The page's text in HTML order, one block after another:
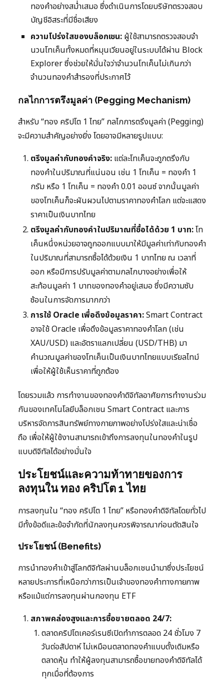
ทองคำอย่างสม่ำเสมอ ซึ่งดำเนินการโดยบริษัทตรวจสอบ
บัญชีอิสระที่มีชื่อเสียง
ความโปร่งใสของบล็อกเชน: ผู้ใช้สามารถตรวจสอบจำ
นวนโทเค็นทั้งหมดที่หมุนเวียนอยู่ในระบบได้ผ่าน Block
Explorer ซึ่งช่วยให้มั่นใจว่าจำนวนโทเค็นไม่เกินกว่า
จำนวนทองคำสำรองที่ประกาศไว้
กลไกการตรึงมูลค่า (Pegging Mechanism)
สำหรับ “ทอง คริปโต 1 ไทย” กลไกการตรึงมูลค่า (Pegging)
จะมีความสำคัญอย่างยิ่ง โดยอาจมีหลายรูปแบบ:
ตรึงมูลค่ากับทองคำจริง: แต่ละโทเค็นจะถูกตรึงกับ
ทองคำในปริมาณที่แน่นอน เช่น 1 โทเค็น = ทองคำ 1
กรัม หรือ 1 โทเค็น = ทองคำ 0.01 ออนซ์ จากนั้นมูลค่า
ของโทเค็นก็จะผันผวนไปตามราคาทองคำโลก แต่จะแสดง
ราคาเป็นเงินบาทไทย
ตรึงมูลค่ากับทองคำในปริมาณที่ซื้อได้ด้วย 1 บาท:โท
เค็นหนึ่งหน่วยอาจถูกออกแบบมาให้มีมูลค่าเท่ากับทองคำ
ในปริมาณที่สามารถซื้อได้ด้วยเงิน 1 บาทไทย ณ เวลาที่
ออก หรือมีการปรับมูลค่าตามกลไกบางอย่างเพื่อให้
สะท้อนมูลค่า 1 บาทของทองคำอยู่เสมอ ซึ่งมีความซับ
ซ้อนในการจัดการมากกว่า
การใช้ Oracle เพื่อดึงข้อมูลราคา:Smart Contract
อาจใช้ Oracle เพื่อดึงข้อมูลราคาทองคำโลก (เช่น
XAU/USD) และอัตราแลกเปลี่ยน (USD/THB) มา
คำนวณมูลค่าของโทเค็นเป็นเงินบาทไทยแบบเรียลไทม์
เพื่อให้ผู้ใช้เห็นราคาที่ถูกต้อง
โดยรวมแล้ว การทำงานของทองคำดิจิทัลอาศัยการทำงานร่วม
กันของเทคโนโลยีบล็อกเชน Smart Contract และการ
บริหารจัดการสินทรัพย์ทางกายภาพอย่างโปร่งใสและน่าเชื่อ
ถือ เพื่อให้ผู้ใช้งานสามารถเข้าถึงการลงทุนในทองคำในรูป
แบบดิจิทัลได้อย่างมั่นใจ
ประโยชน์และความท้าทายของการ
ลงทุนใน ทอง คริปโต 1 ไทย
การลงทุนใน “ทอง คริปโต 1 ไทย” หรือทองคำดิจิทัลโดยทั่วไป
มีทั้งข้อดีและข้อจำกัดที่นักลงทุนควรพิจารณาก่อนตัดสินใจ
ประโยชน์ (Benefits)
การนำทองคำเข้าสู่โลกดิจิทัลผ่านบล็อกเชนนำมาซึ่งประโยชน์
หลายประการที่เหนือกว่าการเป็นเจ้าของทองคำทางกายภาพ
หรือแม้แต่การลงทุนผ่านกองทุน ETF
สภาพคล่องสูงและการซื้อขายตลอด 24/7:
ตลาดคริปโตเคอร์เรนซีเปิดทำการตลอด 24 ชั่วโมง 7
วันต่อสัปดาห์ ไม่เหมือนตลาดทองคำแบบดั้งเดิมหรือ
ตลาดหุ้น ทำให้ผู้ลงทุนสามารถซื้อขายทองคำดิจิทัลได้
ทุกเมื่อที่ต้องการ